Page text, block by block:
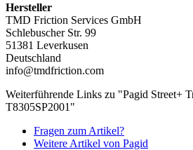
Hersteller
TMD Friction Services GmbH
Schlebuscher Str. 99
51381 Leverkusen
Deutschland
info@tmdfriction.com
Weiterführende Links zu "Pagid Street+
T8305SP2001"
Fragen zum Artikel?
Weitere Artikel von Pagid